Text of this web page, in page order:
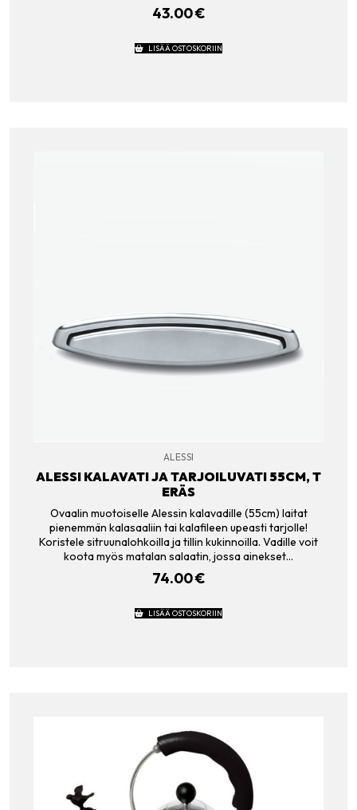
43.00€
LISÄÄ OSTOSKORIIN
ALESSI
ALESSI KALAVATI JA TARJOILUVATI 55CM, T
ERÄS
Ovaalin muotoiselle Alessin kalavadille (55cm) laitat
pienemmän kalasaaliin tai kalafileen upeasti tarjolle!
Koristele sitruunalohkoilla ja tillin kukinnoilla. Vadille voit
koota myös matalan salaatin, jossa ainekset…
74.00€
LISÄÄ OSTOSKORIIN